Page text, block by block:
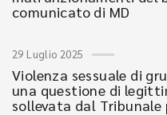
comunicato di MD
29 Luglio 2025
Violenza sessuale di
una questione di
sollevata dal Tribunale